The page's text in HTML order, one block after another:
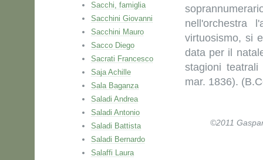
Sacchi, famiglia
Sacchini Giovanni
Sacchini Mauro
Sacco Diego
Sacrati Francesco
Saja Achille
Sala Baganza
Saladi Andrea
Saladi Antonio
Saladi Battista
Saladi Bernardo
Salaffi Laura
nell'orchestra
virtuosismo, si
data per il
stagioni
mar. 1836).
©2011